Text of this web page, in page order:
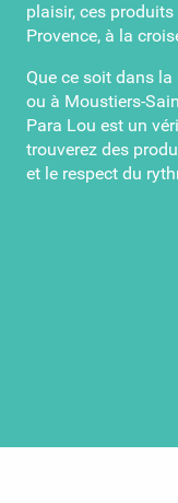
plaisir, ces produits
Provence, à la
Que ce soit dans la
ou à Moustiers-
Para Lou est un
trouverez des
et le respect du